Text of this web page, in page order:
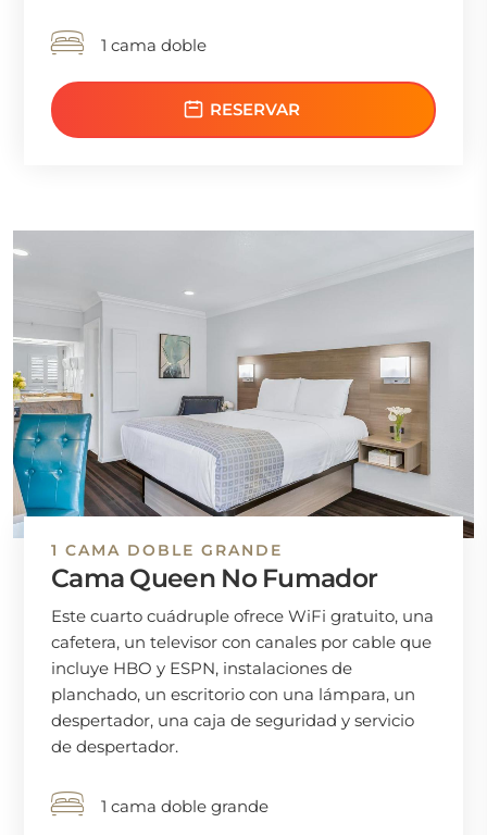
1 cama doble
RESERVAR
1 CAMA DOBLE GRANDE
Cama Queen No Fumador
Este cuarto cuádruple ofrece WiFi gratuito, una
cafetera, un televisor con canales por cable que
incluye HBO y ESPN, instalaciones de
planchado, un escritorio con una lámpara, un
despertador, una caja de seguridad y servicio
de despertador.
1 cama doble grande